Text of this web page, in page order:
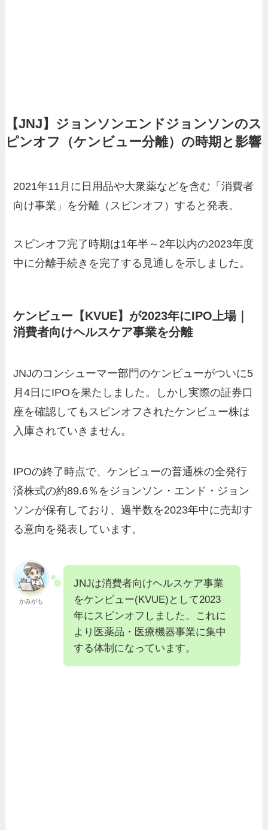
【JNJ】ジョンソンエンドジョンソンのス
ピンオフ（ケンビュー分離）の時期と影響
2021年11月に日用品や大衆薬などを含む「消費者
向け事業」を分離（スピンオフ）すると発表。
スピンオフ完了時期は1年半～2年以内の2023年度
中に分離手続きを完了する見通しを示しました。
ケンビュー【KVUE】が2023年にIPO上場｜
消費者向けヘルスケア事業を分離
JNJのコンシューマー部門のケンビューがついに5
月4日にIPOを果たしました。しかし実際の証券口
座を確認してもスピンオフされたケンビュー株は
入庫されていきません。
IPOの終了時点で、ケンビューの普通株の全発行
済株式の約89.6％をジョンソン・エンド・ジョン
ソンが保有しており、過半数を2023年中に売却す
る意向を発表しています。
かみがも
JNJは消費者向けヘルスケア事業
をケンビュー(KVUE)として2023
年にスピンオフしました。これに
より医薬品・医療機器事業に集中
する体制になっています。